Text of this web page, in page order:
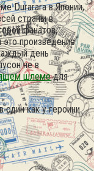
Durarara в Японии,
страны в
фанатов,
это произведение
день
не в
шлемедля
как у героини